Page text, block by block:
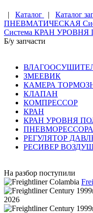
| Каталог | Каталог
ПНЕВМАТИЧЕСКАЯ
Система КРАН УРОВНЯ
Б/у запчасти
ЗМЕЕВИК
КАМЕРА
КЛАПАН
КОМПРЕССОР
КРАН
КРАН УРОВНЯ
ПНЕВМОРЕССОРА
РЕГУЛЯТОР
РЕСИВЕР
На разбор поступили
2026